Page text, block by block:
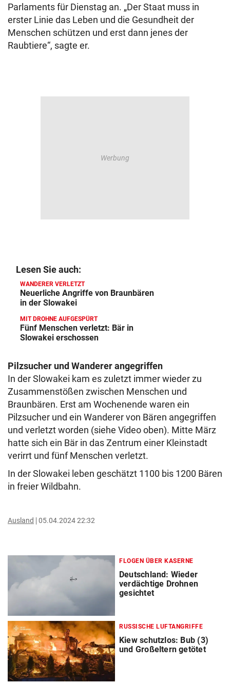
Parlaments für Dienstag an. „Der Staat muss in
erster Linie das Leben und die Gesundheit der
Menschen schützen und erst dann jenes der
Raubtiere“, sagte er.
Lesen Sie auch:
WANDERER VERLETZT
Neuerliche Angriffe von Braunbären
in der Slowakei
MIT DROHNE AUFGESPÜRT
Fünf Menschen verletzt: Bär in
Slowakei erschossen
Pilzsucher und Wanderer angegriffen
In der Slowakei kam es zuletzt immer wieder zu
Zusammenstößen zwischen Menschen und
Braunbären. Erst am Wochenende waren ein
Pilzsucher und ein Wanderer von Bären angegriffen
und verletzt worden (siehe Video oben). Mitte März
hatte sich ein Bär in das Zentrum einer Kleinstadt
verirrt und fünf Menschen verletzt.
In der Slowakei leben geschätzt 1100 bis 1200 Bären
in freier Wildbahn.
Ausland 05.04.2024 22:32
FLOGEN ÜBER KASERNE
Deutschland: Wieder
verdächtige Drohnen
gesichtet
RUSSISCHE LUFTANGRIFFE
Kiew schutzlos: Bub (3)
und Großeltern getötet